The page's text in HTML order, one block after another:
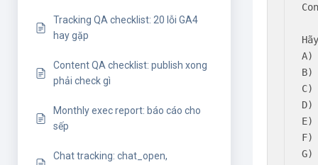
Tracking QA checklist: 20 lỗi GA4
hay gặp
Content QA checklist: publish xong
phải check gì
Monthly exec report: báo cáo cho
sếp
Chat tracking: chat_open,
A)
B)
C)
D)
E)
F)
G)